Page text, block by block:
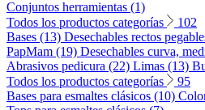
Conjuntos herramientas (1)
Todos los productos categorías
102
Bases (13) Desechables rectos
PapMam (19) Desechables curva,
Abrasivos pedicura (22) Limas (13)
Todos los productos categorías
95
Bases para esmaltes clásicos (10)